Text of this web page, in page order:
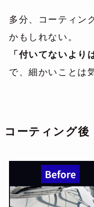
多分、コーティン
かもしれない。
「付いてないより
で、細かいことは
コーティング後